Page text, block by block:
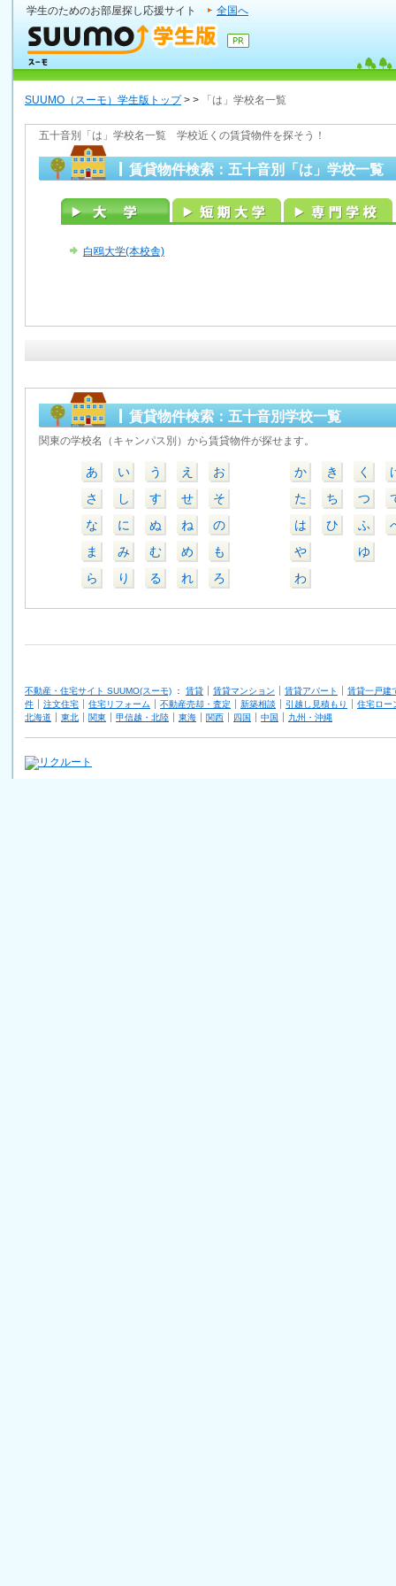
学生のためのお部屋探し応援サイト 全国へ
SUUMO（スーモ）学生版トップ> > 「は」学校名一覧
五十音別「は」学校名一覧 学校近くの賃貸物件を探そう！
賃貸物件検索：五十音別「は」学校一覧
白鴎大学(本校舎)
賃貸物件検索：五十音別学校一覧
関東の学校名（キャンパス別）から賃貸物件が探せます。
あ い う え
お
さ
し す せ
そ
な
に ぬ ね
の
ま
み む め
も
ら
り る れ ろ
か き く
た
ち つ
は
ひ ふ
や
ゆ
わ
不動産・住宅サイト SUUMO(スーモ) ： 賃貸 賃貸マンション 賃貸アパート
賃貸一戸建
件
注文住宅 住宅リフォーム 不動産売却・査定 新築相談 引越し見積もり
住宅ロー
北海道
東北 関東 甲信越・北陸 東海 関西 四国 中国 九州・沖縄